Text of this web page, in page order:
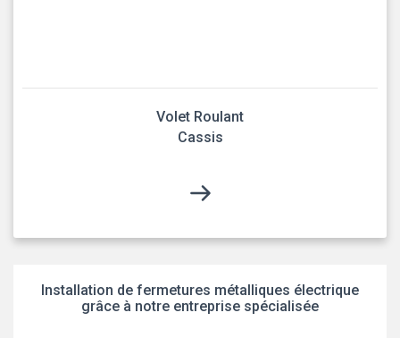
Volet Roulant
Cassis
Installation de fermetures métalliques électrique
grâce à notre entreprise spécialisée